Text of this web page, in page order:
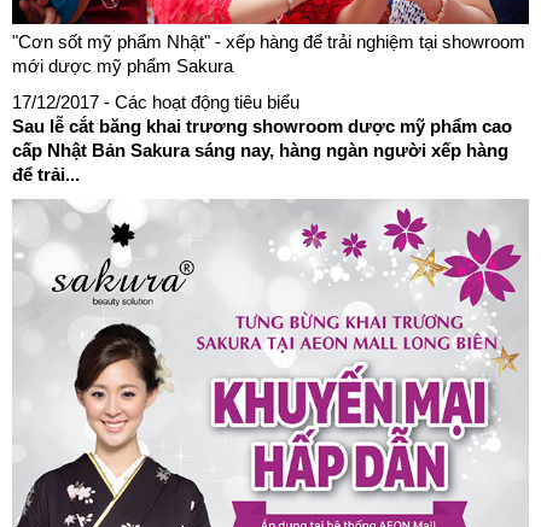
"Cơn sốt mỹ phẩm Nhật" - xếp hàng để trải nghiệm tại showroom
mới dược mỹ phẩm Sakura
17/12/2017 - Các hoạt động tiêu biểu
Sau lễ cắt băng khai trương showroom dược mỹ phẩm cao
cấp Nhật Bản Sakura sáng nay, hàng ngàn người xếp hàng
để trải...